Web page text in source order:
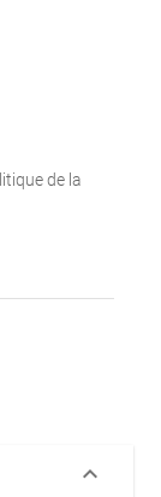
de la
keyboard_arrow_down